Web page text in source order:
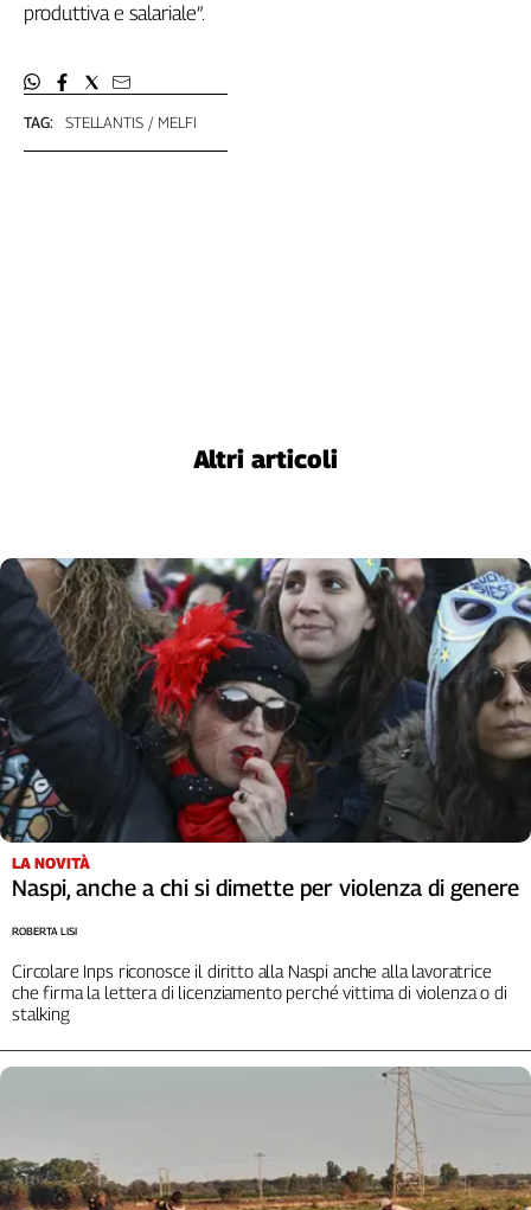
TAG: STELLANTIS MELFI
produttiva e salariale”.
Altri articoli
LA NOVITÀ
Naspi, anche a chi si dimette per violenza di genere
Circolare Inps riconosce il diritto alla Naspi anche alla lavoratrice
che firma la lettera di licenziamento perché vittima di violenza o di
stalking
ROBERTA LISI